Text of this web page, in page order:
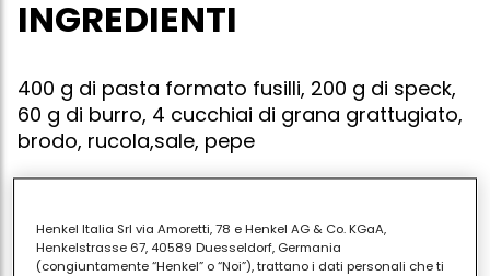
INGREDIENTI
400 g di pasta formato fusilli, 200 g di speck,
60 g di burro, 4 cucchiai di grana grattugiato,
brodo, rucola,sale, pepe
Far cuocere la pasta con abbondante acqua
salata. intanto far sciogliere il burro in una padella e
Henkel Italia Srl via Amoretti, 78 e Henkel AG & Co. KGaA,
Henkelstrasse 67, 40589 Duesseldorf, Germania
(congiuntamente “Henkel” o “Noi”), trattano i dati personali che ti